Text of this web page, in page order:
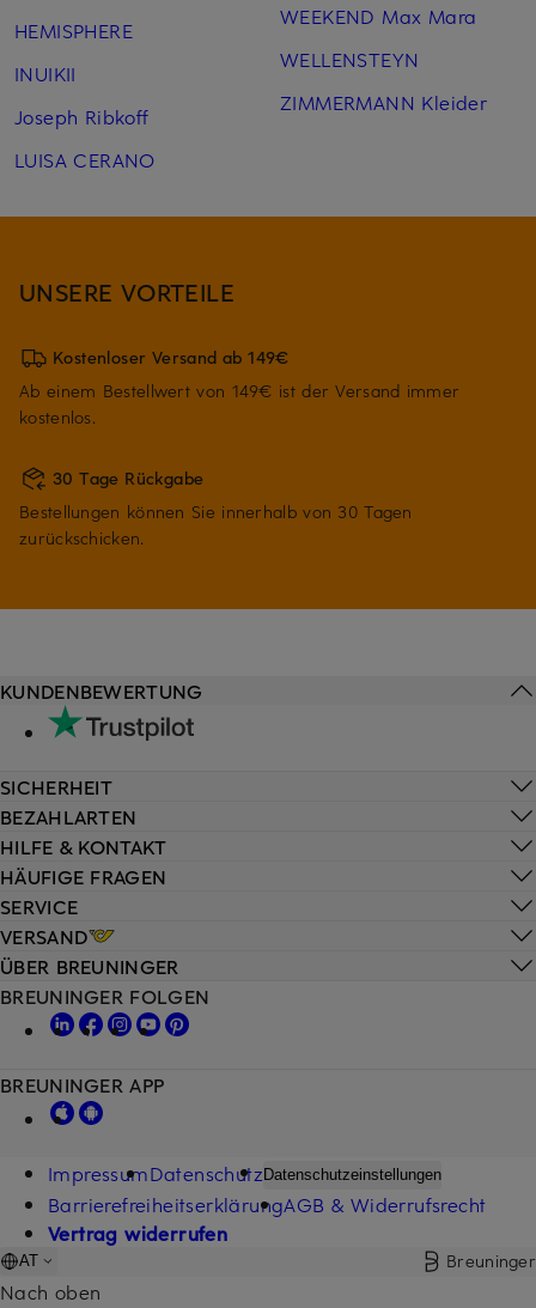
HEMISPHERE
INUIKII
Joseph Ribkoff
LUISA CERANO
WEEKEND Max Mara
WELLENSTEYN
ZIMMERMANN Kleider
UNSERE VORTEILE
Kostenloser Versand ab 149€
Ab einem Bestellwert von 149€ ist der Versand immer
kostenlos.
30 Tage Rückgabe
Bestellungen können Sie innerhalb von 30 Tagen
zurückschicken.
HILFE & KONTAKT
HÄUFIGE FRAGEN
SERVICE
VERSAND
KUNDENBEWERTUNG
SICHERHEIT
BEZAHLARTEN
ÜBER BREUNINGER
BREUNINGER FOLGEN
BREUNINGER APP
ImpressumDatenschutz Datenschutzeinstellungen
BarrierefreiheitserklärungAGB & Widerrufsrecht
Vertrag widerrufen
AT Breuninger
Nach oben